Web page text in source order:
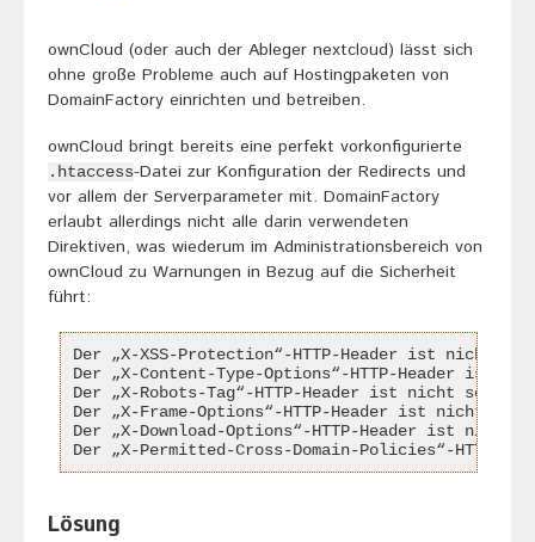
ownCloud (oder auch der Ableger nextcloud) lässt sich
ohne große Probleme auch auf Hostingpaketen von
DomainFactory einrichten und betreiben.
ownCloud bringt bereits eine perfekt vorkonfigurierte
.htaccess-Datei zur Konfiguration der Redirects und
vor allem der Serverparameter mit. DomainFactory
erlaubt allerdings nicht alle darin verwendeten
Direktiven, was wiederum im Administrationsbereich von
ownCloud zu Warnungen in Bezug auf die Sicherheit
führt:
Der „X-XSS-Protection“-HTTP-Header ist
Der „X-Content-Type-Options“-HTTP-Header
Der „X-Robots-Tag“-HTTP-Header ist nicht
Der „X-Frame-Options“-HTTP-Header ist nicht
Der „X-Download-Options“-HTTP-Header ist
Der „X-Permitted-Cross-Domain-Policies“-
Lösung